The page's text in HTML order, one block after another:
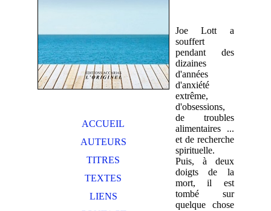
ACCUEIL
AUTEURS
TITRES
TEXTES
LIENS
Joe Lott a
souffert
pendant des
dizaines
d'années
d'anxiété
extrême,
d'obsessions,
de troubles
alimentaires ...
et de recherche
spirituelle.
Puis, à deux
doigts de la
mort, il est
tombé sur
quelque chose